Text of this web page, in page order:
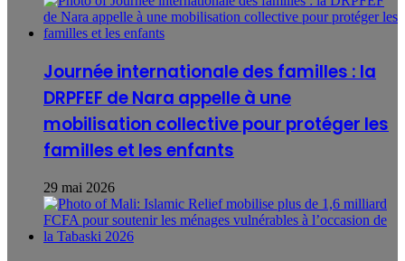
Journée internationale des familles : la
DRPFEF de Nara appelle à une
mobilisation collective pour protéger les
familles et les enfants
29 mai 2026